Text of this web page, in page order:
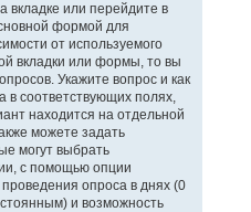
или перейдите в
формой для
от используемого
вкладки или формы, то вы
Укажите вопрос и как
в соответствующих полях,
находится на отдельной
можете задать
могут выбрать
с помощью опции
опроса в днях (0
и возможность